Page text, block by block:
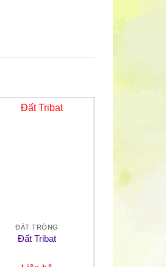
ĐẤT TRỒNG
Đất Tribat